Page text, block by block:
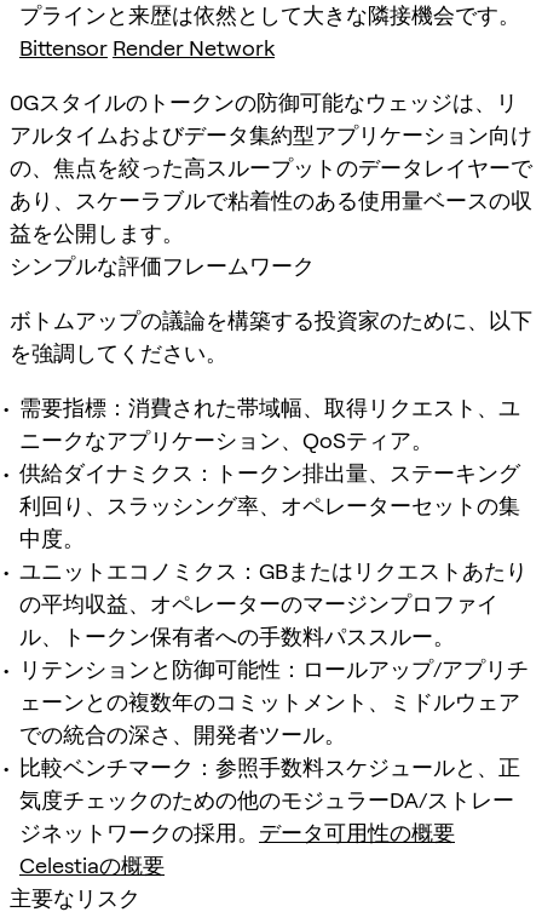
プラインと来歴は依然として大きな隣接機会です。
Bittensor Render Network
0Gスタイルのトークンの防御可能なウェッジは、リ
アルタイムおよびデータ集約型アプリケーション向け
の、焦点を絞った高スループットのデータレイヤーで
あり、スケーラブルで粘着性のある使用量ベースの収
益を公開します。
シンプルな評価フレームワーク
ボトムアップの議論を構築する投資家のために、以下
を強調してください。
需要指標：消費された帯域幅、取得リクエスト、ユ
ニークなアプリケーション、QoSティア。
供給ダイナミクス：トークン排出量、ステーキング
利回り、スラッシング率、オペレーターセットの集
中度。
ユニットエコノミクス：GBまたはリクエストあたり
の平均収益、オペレーターのマージンプロファイ
ル、トークン保有者への手数料パススルー。
リテンションと防御可能性：ロールアップ/アプリチ
ェーンとの複数年のコミットメント、ミドルウェア
での統合の深さ、開発者ツール。
比較ベンチマーク：参照手数料スケジュールと、正
気度チェックのための他のモジュラーDA/ストレー
ジネットワークの採用。 データ可用性の概要
Celestiaの概要
主要なリスク